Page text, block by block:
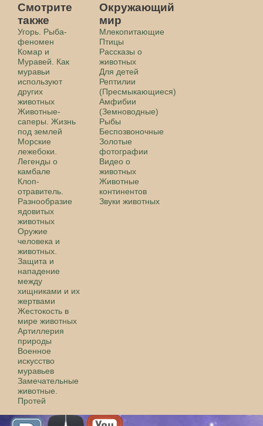
Смотрите
также
Угорь. Рыба-
феномен
Комар и
Муравей. Как
муравьи
используют
других
животных
Животные-
саперы. Жизнь
под землей
Морские
лежебоки.
Легенды о
камбале
Клоп-
отравитель.
Разнообразие
ядовитых
животных
Оружие
человека и
животных.
Защита и
нападение
между
хищниками и их
жертвами
Жестокость в
мире животных
Артиллерия
природы
Военное
искусство
муравьев
Замечательные
животные.
Протей
Окружающий
мир
Млекопитающие
Птицы
Рассказы о
животных
Для детей
Рептилии
(Пресмыкающиеся)
Амфибии
(Земноводные)
Рыбы
Беспозвоночные
Золотые
фотографии
Видео о
животных
Животные
континентов
Звуки животных